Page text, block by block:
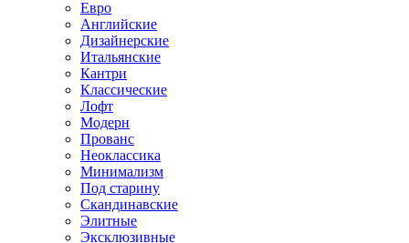
Евро
Английские
Дизайнерские
Итальянские
Кантри
Классические
Лофт
Модерн
Прованс
Неоклассика
Минимализм
Под старину
Скандинавские
Элитные
Эксклюзивные